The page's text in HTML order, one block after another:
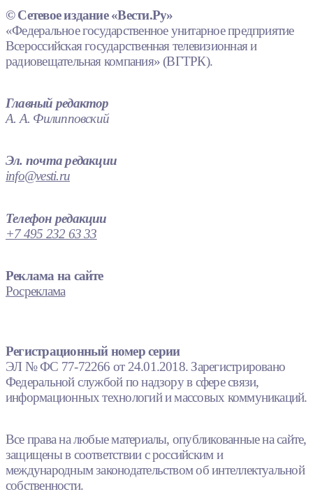
© Сетевое издание «Вести.Ру»
«Федеральное государственное унитарное предприятие
Всероссийская государственная телевизионная и
радиовещательная компания» (ВГТРК).
Главный редактор
А. А. Филипповский
Эл. почта редакции
info@vesti.ru
Телефон редакции
+7 495 232 63 33
Реклама на сайте
Росреклама
Регистрационный номер серии
ЭЛ № ФС 77-72266 от 24.01.2018. Зарегистрировано
Федеральной службой по надзору в сфере связи,
информационных технологий и массовых коммуникаций.
Все права на любые материалы, опубликованные на сайте,
защищены в соответствии с российским и
международным законодательством об интеллектуальной
собственности.